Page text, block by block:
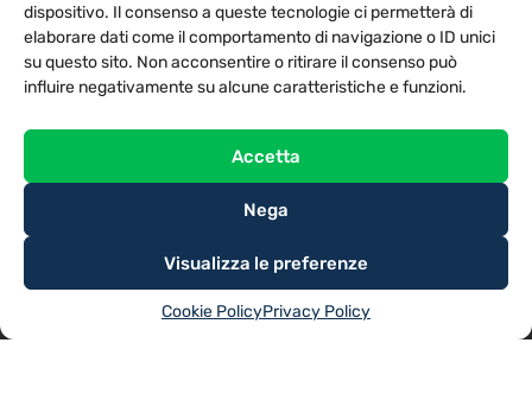
dispositivo. Il consenso a queste tecnologie ci permetterà di
elaborare dati come il comportamento di navigazione o ID unici
su questo sito. Non acconsentire o ritirare il consenso può
influire negativamente su alcune caratteristiche e funzioni.
Accetta
Nega
Visualizza le preferenze
Cookie PolicyPrivacy Policy
TV LIBERA S.P.A.
Via Monteleonese 95/21 – 51100 Pistoia (PT)
Tel. 0573.9136 / Fax 0573.913615